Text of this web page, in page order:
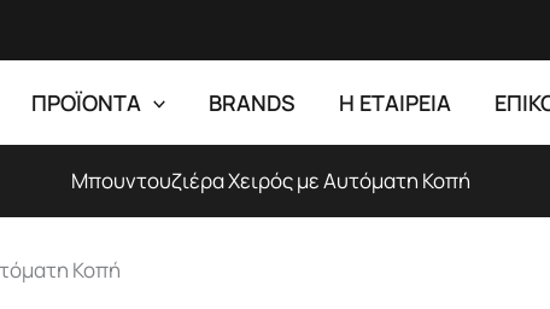
ΠΡΟΪΟΝΤΑ BRANDS Η ΕΤΑΙΡΕΙΑ
Μπουντουζιέρα Χειρός με Αυτόματη Κοπή
Κοπή